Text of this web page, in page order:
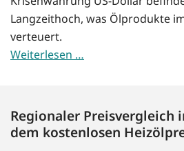
Langzeithoch, was Ölprodukte
verteuert.
Weiterlesen …
Regionaler Preisvergleich
dem kostenlosen